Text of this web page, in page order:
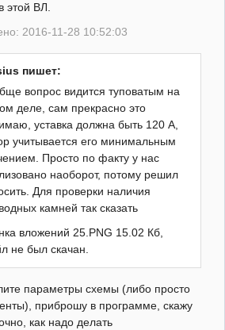
этой ВЛ.
2016-11-28 10:52:03
пишет:
вопрос видится туповатым на
деле, сам прекрасно это
уставка должна быть 120 А,
учитывается его минимальным
Просто по факту у нас
наоборот, потому решил
Для проверки наличия
камней так сказать
вложений 25.PNG 15.02 Кб,
не был скачан.
параметры схемы (либо просто
приброшу в программе, скажу
как надо делать